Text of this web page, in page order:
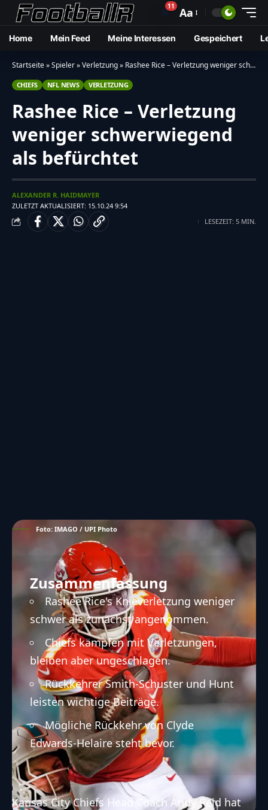
🔔11 Aa
Home Mein Feed Meine Interessen Gespeichert
Startseite»Spieler»Verletzung» Rashee Rice – Verletzung weniger schwerwiegend als befürchtet
CHIEFS NFL NEWS VERLETZUNG
Rashee Rice – Verletzung
weniger schwerwiegend
als befürchtet
ZULETZT AKTUALISIERT: 15.10.24 9:54
ALEXANDER R. HAIDMAYER
LESEZEIT: 5 MIN.
Foto: IMAGO / UPI Photo
Zusammenfassung
Rashee Rice's Knieverletzung weniger
schwer als zunächst angenommen.
Chiefs kämpfen mit Verletzungen,
bleiben aber ungeschlagen.
Rückkehrer Smith-Schuster und Hunt
leisten wichtige Beiträge.
Mögliche Rückkehr von Clyde
Edwards-Helaire steht bevor.
Kansas City Chiefs Head Coach Andy Reid hat